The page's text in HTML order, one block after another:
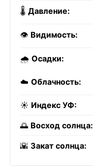
🌡️ Давление:
👁️ Видимость:
🌧️ Осадки:
☁️ Облачность:
☀️ Индекс УФ:
🌅 Восход солнца:
🌇 Закат солнца: